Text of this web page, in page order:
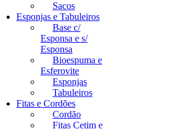
Sacos
Esponjas e Tabuleiros
Base c/
Esponsa e s/
Esponsa
Bioespuma e
Esferovite
Esponjas
Tabuleiros
Fitas e Cordões
Cordão
Fitas Cetim e